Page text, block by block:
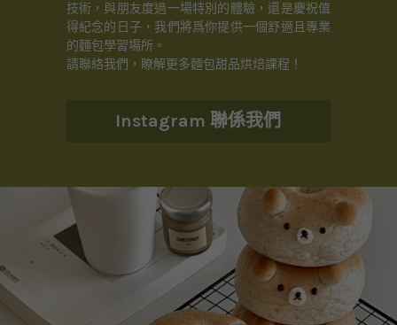
技術，與朋友度過一場特別的體驗，還是慶祝值
得紀念的日子，我們將爲你提供一個舒適且專業
的麵包學習場所。
請聯絡我們，瞭解更多麵包甜品烘焙課程！
Instagram 聯係我們